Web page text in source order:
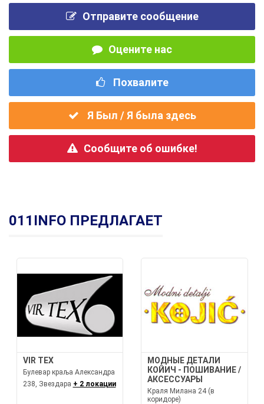
Отправите сообщение
Оцените нас
Похвалите
Я Был / Я была здесь
Сообщите об ошибке!
011INFO ПРЕДЛАГАЕТ
VIR TEX
Булевар краља Александра
238, Звездара + 2 локации
МОДНЫЕ ДЕТАЛИ
КОЙИЧ - ПОШИВАНИЕ /
АКСЕССУАРЫ
Краля Милана 24 (в
коридоре)